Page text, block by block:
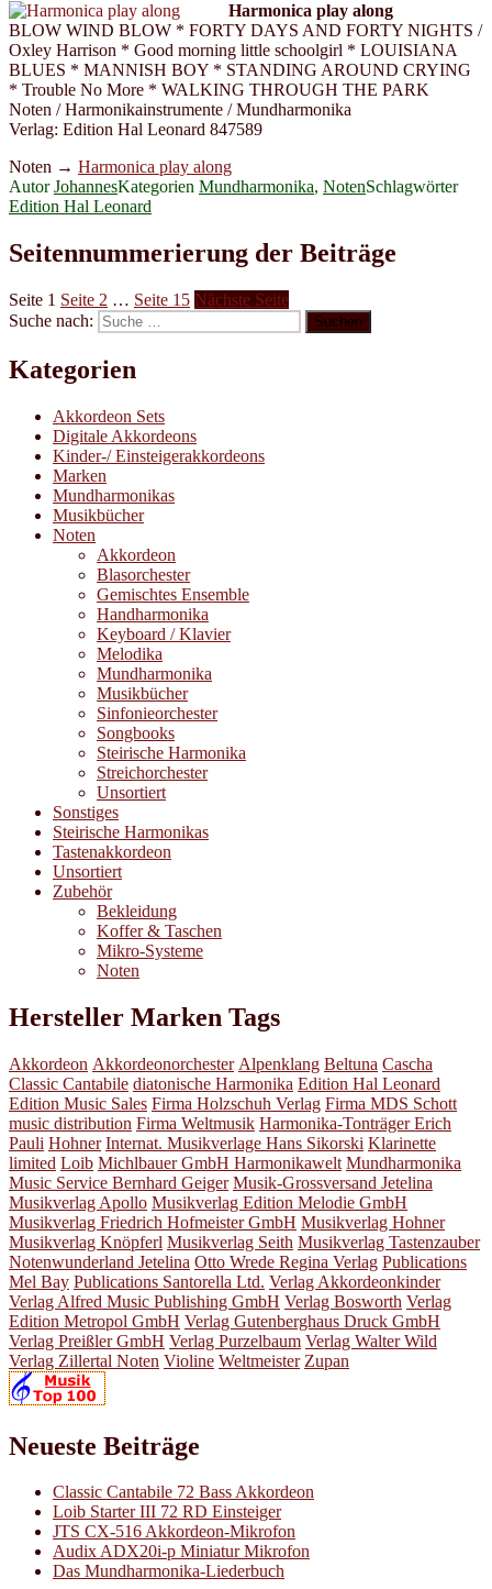
Harmonica play along
BLOW WIND BLOW * FORTY DAYS AND FORTY NIGHTS /
Oxley Harrison * Good morning little schoolgirl * LOUISIANA
BLUES * MANNISH BOY * STANDING AROUND CRYING
* Trouble No More * WALKING THROUGH THE PARK
Noten / Harmonikainstrumente / Mundharmonika
Verlag: Edition Hal Leonard 847589
Noten → Harmonica play along
AutorJohannesKategorien Mundharmonika, NotenSchlagwörter
Edition Hal Leonard
Seitennummerierung der Beiträge
Seite 1 Seite 2 … Seite 15 Nächste Seite
Suche nach:
Suchen
Kategorien
Akkordeon Sets
Digitale Akkordeons
Kinder-/ Einsteigerakkordeons
Marken
Mundharmonikas
Musikbücher
Noten
Akkordeon
Blasorchester
Gemischtes Ensemble
Handharmonika
Keyboard / Klavier
Melodika
Mundharmonika
Musikbücher
Sinfonieorchester
Songbooks
Steirische Harmonika
Streichorchester
Unsortiert
Sonstiges
Steirische Harmonikas
Tastenakkordeon
Unsortiert
Zubehör
Bekleidung
Koffer & Taschen
Mikro-Systeme
Noten
Hersteller Marken Tags
Akkordeon Akkordeonorchester Alpenklang Beltuna Cascha
Classic Cantabile diatonische Harmonika Edition Hal Leonard
Edition Music Sales Firma Holzschuh Verlag Firma MDS Schott
music distribution Firma Weltmusik Harmonika-Tonträger Erich
Pauli Hohner Internat. Musikverlage Hans Sikorski Klarinette
limited Loib Michlbauer GmbH Harmonikawelt Mundharmonika
Music Service Bernhard Geiger Musik-Grossversand Jetelina
Musikverlag Apollo Musikverlag Edition Melodie GmbH
Musikverlag Friedrich Hofmeister GmbH Musikverlag Hohner
Musikverlag Knöpferl Musikverlag Seith Musikverlag Tastenzauber
Notenwunderland Jetelina Otto Wrede Regina Verlag Publications
Mel Bay Publications Santorella Ltd. Verlag Akkordeonkinder
Verlag Alfred Music Publishing GmbH Verlag Bosworth Verlag
Edition Metropol GmbH Verlag Gutenberghaus Druck GmbH
Verlag Preißler GmbH Verlag Purzelbaum Verlag Walter Wild
Verlag Zillertal Noten Violine Weltmeister Zupan
Neueste Beiträge
Classic Cantabile 72 Bass Akkordeon
Loib Starter III 72 RD Einsteiger
JTS CX-516 Akkordeon-Mikrofon
Audix ADX20i-p Miniatur Mikrofon
Das Mundharmonika-Liederbuch